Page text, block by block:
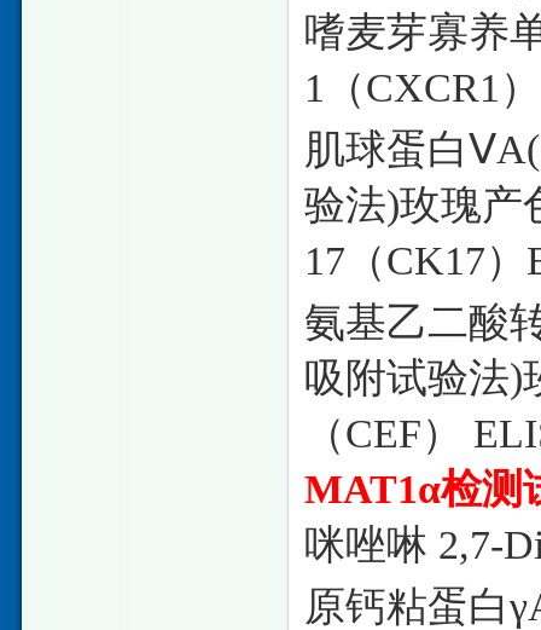
嗜麦芽寡养
1（CXCR1
肌球蛋白
验法)玫瑰产
17（CK17
氨基乙二酸
吸附试验法)
（CEF）
MAT1α检测
咪唑啉 2,7-
原钙粘蛋白